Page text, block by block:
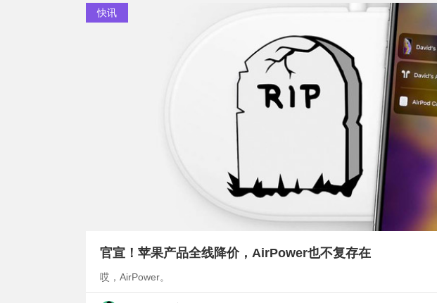
快讯
官宣！苹果产品全线降价，AirPower也不复存在
哎，AirPower。